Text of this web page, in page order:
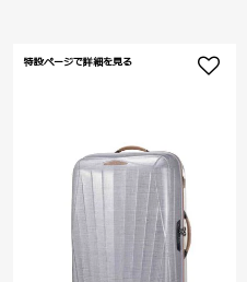
特設ページで詳細を見る